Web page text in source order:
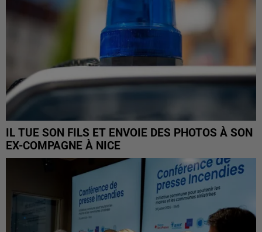
IL TUE SON FILS ET ENVOIE DES PHOTOS À SON
EX-COMPAGNE À NICE